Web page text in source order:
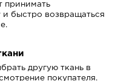
принимать
быстро возвращаться
другую ткань в
покупателя.